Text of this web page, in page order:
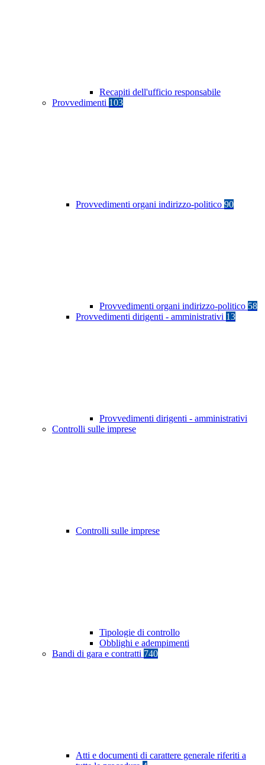
Recapiti dell'ufficio responsabile
Provvedimenti 103
Provvedimenti organi indirizzo-politico 90
Provvedimenti organi indirizzo-politico 58
Provvedimenti dirigenti - amministrativi 13
Provvedimenti dirigenti - amministrativi
Controlli sulle imprese
Controlli sulle imprese
Tipologie di controllo
Obblighi e adempimenti
Bandi di gara e contratti 740
Atti e documenti di carattere generale riferiti a